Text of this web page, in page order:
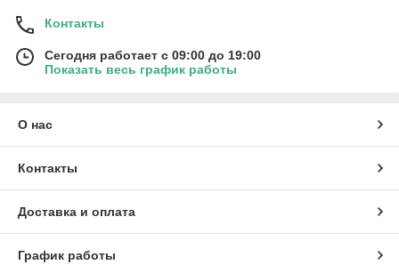
Контакты
Сегодня работает с 09:00 до 19:00
Показать весь график работы
О нас
Контакты
Доставка и оплата
График работы